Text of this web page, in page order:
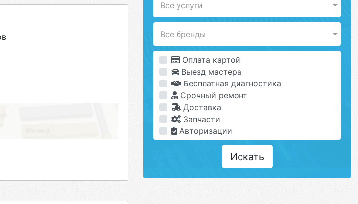
Все услуги
Все бренды
Оплата картой
Выезд мастера
Бесплатная диагностика
Срочный ремонт
Доставка
Запчасти
Авторизации
Искать